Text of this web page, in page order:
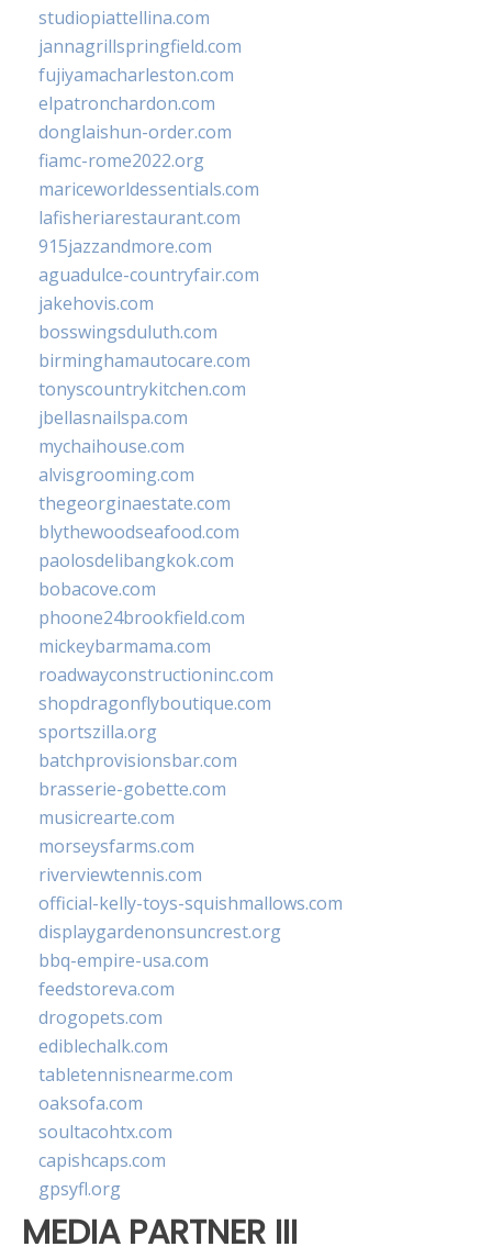
studiopiattellina.com
jannagrillspringfield.com
fujiyamacharleston.com
elpatronchardon.com
donglaishun-order.com
fiamc-rome2022.org
mariceworldessentials.com
lafisheriarestaurant.com
915jazzandmore.com
aguadulce-countryfair.com
jakehovis.com
bosswingsduluth.com
birminghamautocare.com
tonyscountrykitchen.com
jbellasnailspa.com
mychaihouse.com
alvisgrooming.com
thegeorginaestate.com
blythewoodseafood.com
paolosdelibangkok.com
bobacove.com
phoone24brookfield.com
mickeybarmama.com
roadwayconstructioninc.com
shopdragonflyboutique.com
sportszilla.org
batchprovisionsbar.com
brasserie-gobette.com
musicrearte.com
morseysfarms.com
riverviewtennis.com
official-kelly-toys-squishmallows.com
displaygardenonsuncrest.org
bbq-empire-usa.com
feedstoreva.com
drogopets.com
ediblechalk.com
tabletennisnearme.com
oaksofa.com
soultacohtx.com
capishcaps.com
gpsyfl.org
MEDIA PARTNER III